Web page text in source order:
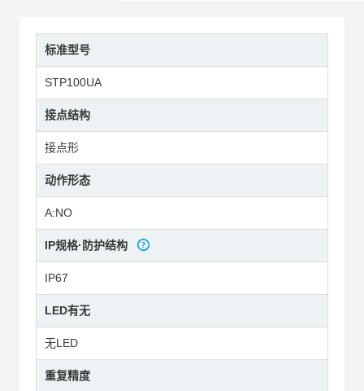
标准型号
STP100UA
接点结构
接点形
动作形态
A:NO
IP规格·防护结构
IP67
LED有无
无LED
重复精度